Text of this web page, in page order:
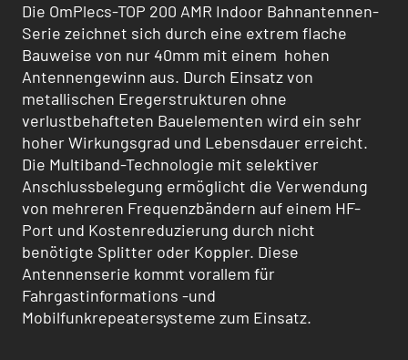
Die OmPlecs-TOP 200 AMR Indoor Bahnantennen-
Serie zeichnet sich durch eine extrem flache
Bauweise von nur 40mm mit einem hohen
Antennengewinn aus. Durch Einsatz von
metallischen Eregerstrukturen ohne
verlustbehafteten Bauelementen wird ein sehr
hoher Wirkungsgrad und Lebensdauer erreicht.
Die Multiband-Technologie mit selektiver
Anschlussbelegung ermöglicht die Verwendung
von mehreren Frequenzbändern auf einem HF-
Port und Kostenreduzierung durch nicht
benötigte Splitter oder Koppler. Diese
Antennenserie kommt vorallem für
Fahrgastinformations -und
Mobilfunkrepeatersysteme zum Einsatz.